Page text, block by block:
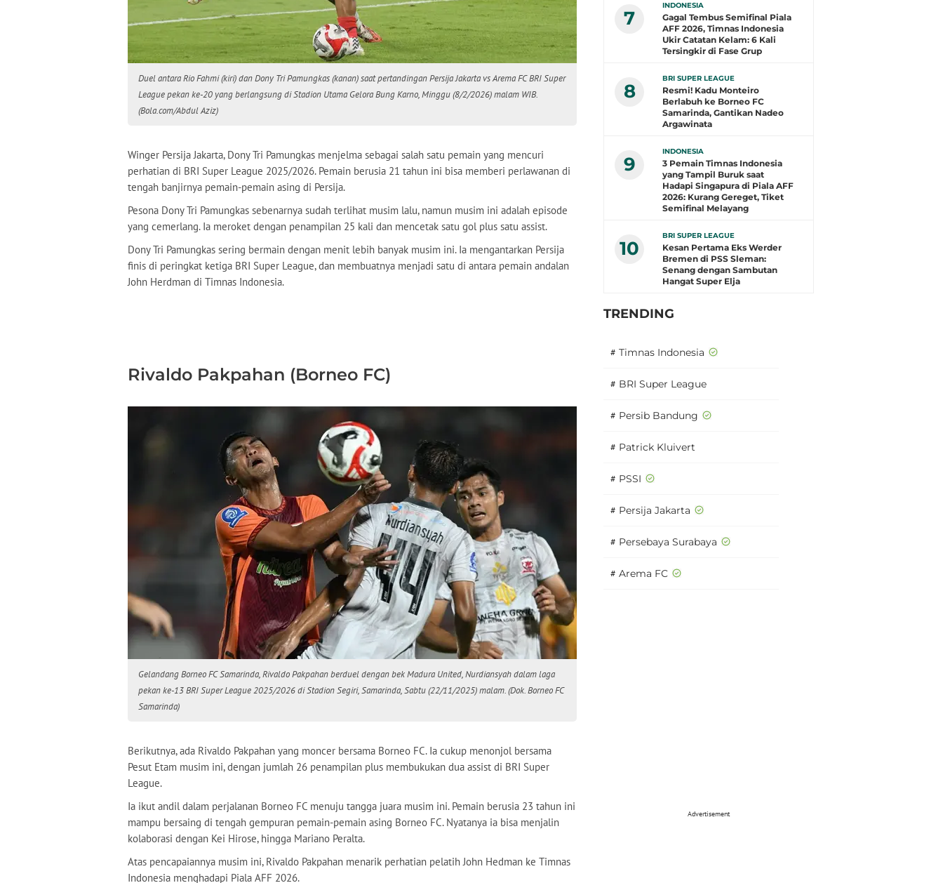
Duel antara Rio Fahmi (kiri) dan Dony Tri Pamungkas (kanan) saat pertandingan Persija Jakarta vs Arema FC BRI Super
League pekan ke-20 yang berlangsung di Stadion Utama Gelora Bung Karno, Minggu (8/2/2026) malam WIB.
(Bola.com/Abdul Aziz)
Winger Persija Jakarta, Dony Tri Pamungkas menjelma sebagai salah satu pemain yang mencuri
perhatian di BRI Super League 2025/2026. Pemain berusia 21 tahun ini bisa memberi perlawanan di
tengah banjirnya pemain-pemain asing di Persija.
Pesona Dony Tri Pamungkas sebenarnya sudah terlihat musim lalu, namun musim ini adalah episode
yang cemerlang. Ia meroket dengan penampilan 25 kali dan mencetak satu gol plus satu assist.
Dony Tri Pamungkas sering bermain dengan menit lebih banyak musim ini. Ia mengantarkan Persija
finis di peringkat ketiga BRI Super League, dan membuatnya menjadi satu di antara pemain andalan
John Herdman di Timnas Indonesia.
Rivaldo Pakpahan (Borneo FC)
Gelandang Borneo FC Samarinda, Rivaldo Pakpahan berduel dengan bek Madura United, Nurdiansyah dalam laga
pekan ke-13 BRI Super League 2025/2026 di Stadion Segiri, Samarinda, Sabtu (22/11/2025) malam. (Dok. Borneo FC
Samarinda)
Berikutnya, ada Rivaldo Pakpahan yang moncer bersama Borneo FC. Ia cukup menonjol bersama
Pesut Etam musim ini, dengan jumlah 26 penampilan plus membukukan dua assist di BRI Super
League.
Ia ikut andil dalam perjalanan Borneo FC menuju tangga juara musim ini. Pemain berusia 23 tahun ini
mampu bersaing di tengah gempuran pemain-pemain asing Borneo FC. Nyatanya ia bisa menjalin
kolaborasi dengan Kei Hirose, hingga Mariano Peralta.
Atas pencapaiannya musim ini, Rivaldo Pakpahan menarik perhatian pelatih John Hedman ke Timnas
Indonesia menghadapi Piala AFF 2026.
7
INDONESIA
Gagal Tembus Semifinal Piala
AFF 2026, Timnas Indonesia
Ukir Catatan Kelam: 6 Kali
Tersingkir di Fase Grup
8
BRI SUPER LEAGUE
Resmi! Kadu Monteiro
Berlabuh ke Borneo FC
Samarinda, Gantikan Nadeo
Argawinata
9
INDONESIA
3 Pemain Timnas Indonesia
yang Tampil Buruk saat
Hadapi Singapura di Piala AFF
2026: Kurang Gereget, Tiket
Semifinal Melayang
10
BRI SUPER LEAGUE
Kesan Pertama Eks Werder
Bremen di PSS Sleman:
Senang dengan Sambutan
Hangat Super Elja
TRENDING
# Timnas Indonesia
# BRI Super League
# Persib Bandung
# Patrick Kluivert
# PSSI
# Persija Jakarta
# Persebaya Surabaya
# Arema FC
Advertisement